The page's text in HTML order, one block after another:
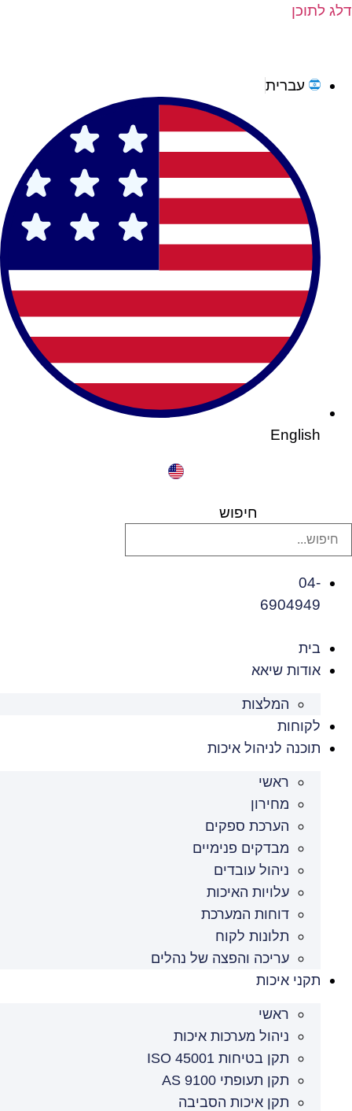
לתוכן
עברית
English
חיפוש
04-
6904949
בית
אודות שיאא
המלצות
לקוחות
תוכנה לניהול איכות
ראשי
מחירון
הערכת ספקים
מבדקים פנימיים
ניהול עובדים
עלויות האיכות
דוחות המערכת
תלונות לקוח
עריכה והפצה של נהלים
תקני איכות
ראשי
ניהול מערכות איכות
תקן בטיחות ISO 45001
תקן תעופתי AS 9100
תקן איכות הסביבה